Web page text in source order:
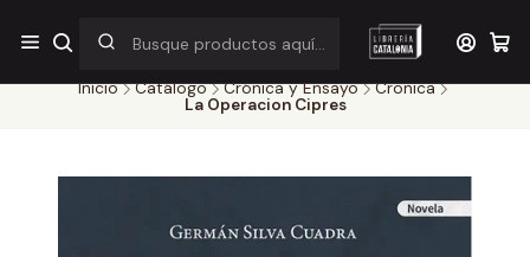
¡Por pocos días! Despacho a $1.000 en RM por compras sobre
$38.000
Inicio Catálogo Crónica y Ensayo
Cronica
La Operacion Cipres